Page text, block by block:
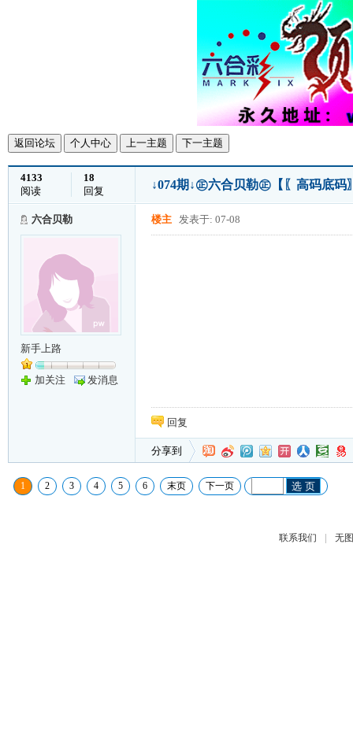
返回论坛 个人中心 上一主题 下一主题
4133
阅读
18
回复
↓074期↓㊣六合贝勒㊣【〖高码底
六合贝勒
新手上路
加关注 发消息
楼主 发表于: 07-08
回复
分享到
1 2 3 4 5 6 末页 下一页 选 页
联系我们 | 无